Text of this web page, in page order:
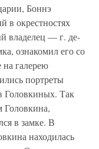
Боннэ
в окрестностях
владелец — г. де-
ознакомил его со
на галерею
портреты
Головкиных. Так
Головкина,
в замке. В
находилась